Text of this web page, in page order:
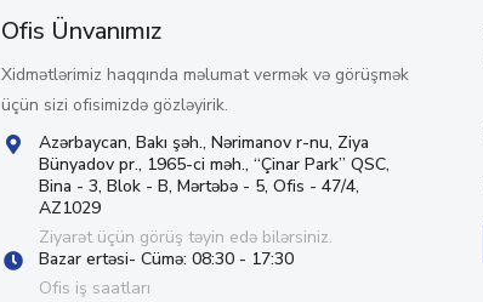
Ofis Ünvanımız
Xidmətlərimiz haqqında məlumat vermək və görüşmək
üçün sizi ofisimizdə gözləyirik.
Azərbaycan, Bakı şəh., Nərimanov r-nu, Ziya
Bünyadov pr., 1965-ci məh., “Çinar Park” QSC,
Bina - 3, Blok - B, Mərtəbə - 5, Ofis - 47/4,
AZ1029
Ziyarət üçün görüş təyin edə bilərsiniz.
Bazar ertəsi- Cümə: 08:30 - 17:30
Ofis iş saatları